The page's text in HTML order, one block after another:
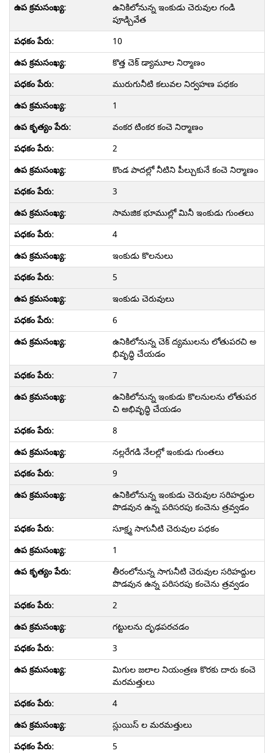
ఉనికిలోనున్న ఇంకుడు చెరువుల గండి
పూడ్చివేత
10
కొత్త చెక్ డ్యామూల నిర్మాణం
మురుగునీటి కలువల నిర్వహణ పధకం
1
వంకర టింకర కంచె నిర్మాణం
2
కొండ పాదల్లో నీటిని పీల్చుకునే కంచె నిర్మాణం
3
సామజిక భూముల్లో మినీ ఇంకుడు గుంతలు
4
ఇంకుడు కొలనులు
5
ఇంకుడు చెరువులు
6
ఉనికిలోనున్న చెక్ ద్యములను లోతుపరచి అ
భివృద్ధి చేయడం
7
ఉనికిలోనున్న ఇంకుడు కొలనులను లోతుపర
చి అభివృద్ధి చేయడం
8
నల్లరేగడి నేలల్లో ఇంకుడు గుంతలు
9
ఉనికిలోనున్న ఇంకుడు చెరువుల సరిహద్దుల
పొడవున ఉన్న పరిసరపు కంచెను త్రవ్వడం
సూక్ష్మ సాగునీటి చెరువుల పధకం
1
తీరంలోనున్న సాగునీటి చెరువుల సరిహద్దుల
పొడవున ఉన్న పరిసరపు కంచెను త్రవ్వడం
2
గట్టులను దృఢపరచడం
3
మిగుల జలాల నియంత్రణ కొరకు దారు కంచె
మరమత్తులు
4
స్లుయిస్ ల మరమత్తులు
5